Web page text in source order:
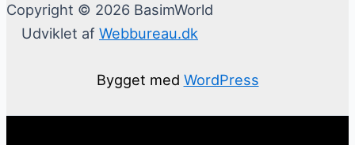
Copyright © 2026 BasimWorld
Udviklet af Webbureau.dk
Bygget med WordPress